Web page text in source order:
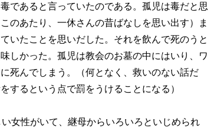
であると言っていたのである。孤児は毒だと思
のあたり、一休さんの昔ばなしを思い出す）ま
いたことを思いだした。それを飲んで死のうと
しかった。孤児は教会のお墓の中にはいり、ワ
死んでしまう。（何となく、救いのない話だ
するという点で罰をうけることになる）
女性がいて、継母からいろいろといじめられ